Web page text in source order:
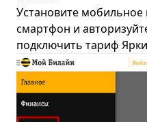
Установите
смартфон и
подключить тариф